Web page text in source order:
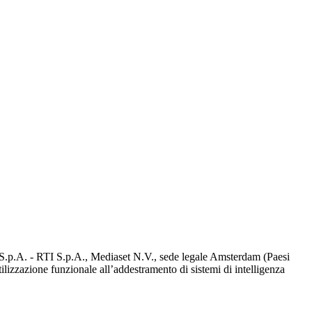
- RTI S.p.A., Mediaset N.V., sede legale Amsterdam (Paesi
funzionale all’addestramento di sistemi di intelligenza